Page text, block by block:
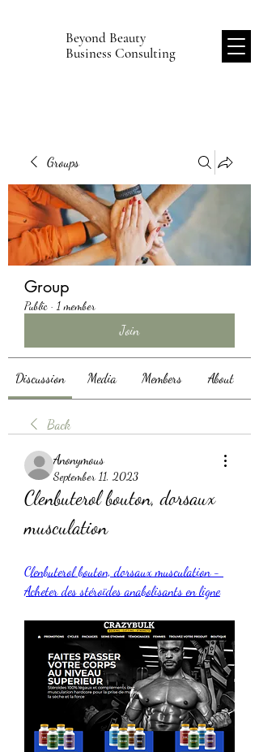
Beyond Beauty
Business Consulting
Groups
Group
Public · 1 member
Join
Discussion Media Members About
Back
Anonymous
September 11, 2023
Clenbuterol bouton, dorsaux
musculation
Clenbuterol bouton, dorsaux musculation -
Acheter des stéroïdes anabolisants en ligne